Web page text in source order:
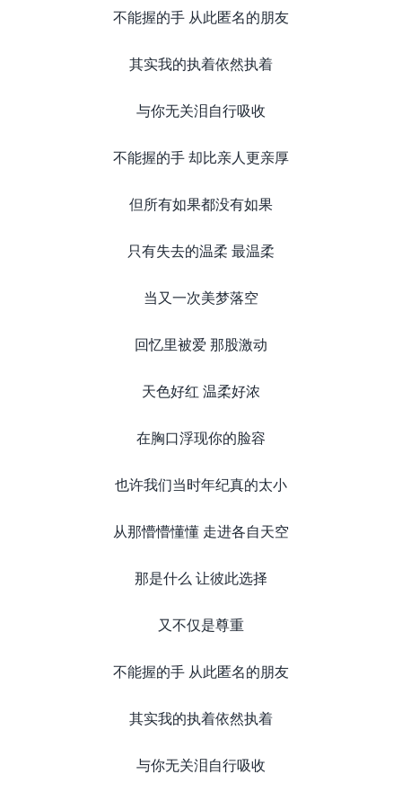
不能握的手 从此匿名的朋友
其实我的执着依然执着
与你无关泪自行吸收
不能握的手 却比亲人更亲厚
但所有如果都没有如果
只有失去的温柔 最温柔
当又一次美梦落空
回忆里被爱 那股激动
天色好红 温柔好浓
在胸口浮现你的脸容
也许我们当时年纪真的太小
从那懵懵懂懂 走进各自天空
那是什么 让彼此选择
又不仅是尊重
不能握的手 从此匿名的朋友
其实我的执着依然执着
与你无关泪自行吸收